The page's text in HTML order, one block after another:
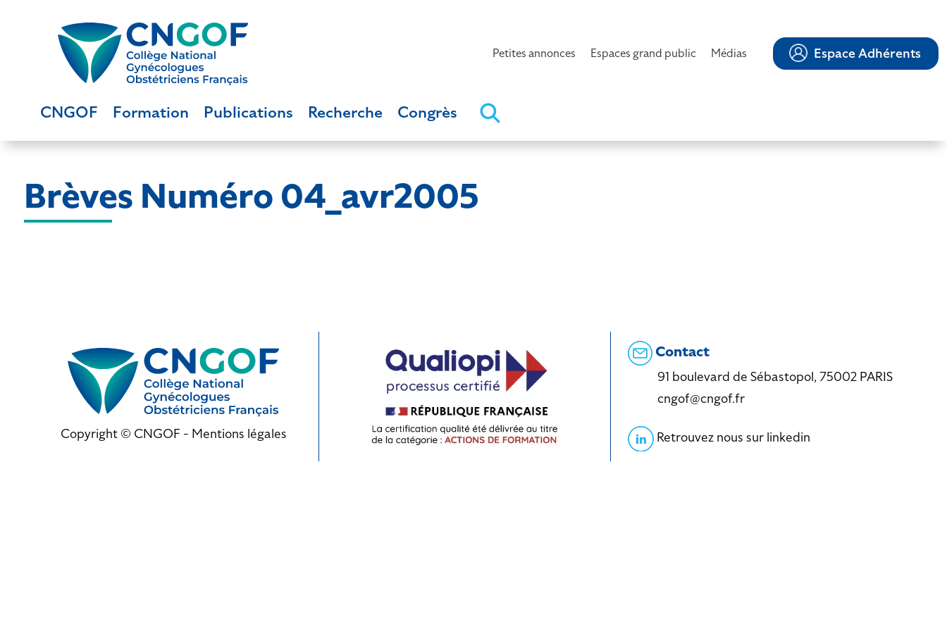
Petites annonces Espaces grand public Médias Espace Adhérents
CNGOF Formation Publications Recherche Congrès
Brèves Numéro 04_avr2005
Copyright © CNGOF - Mentions légales
Contact
91 boulevard de Sébastopol, 75002 PARIS
cngof@cngof.fr
Retrouvez nous sur linkedin